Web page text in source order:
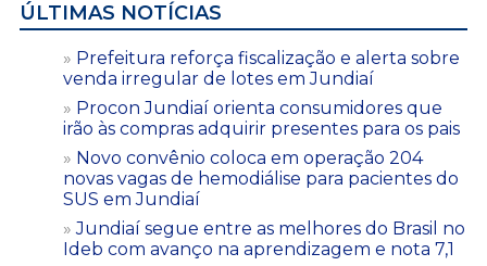
ÚLTIMAS NOTÍCIAS
Prefeitura reforça fiscalização e alerta sobre
venda irregular de lotes em Jundiaí
Procon Jundiaí orienta consumidores que
irão às compras adquirir presentes para os pais
Novo convênio coloca em operação 204
novas vagas de hemodiálise para pacientes do
SUS em Jundiaí
Jundiaí segue entre as melhores do Brasil no
Ideb com avanço na aprendizagem e nota 7,1